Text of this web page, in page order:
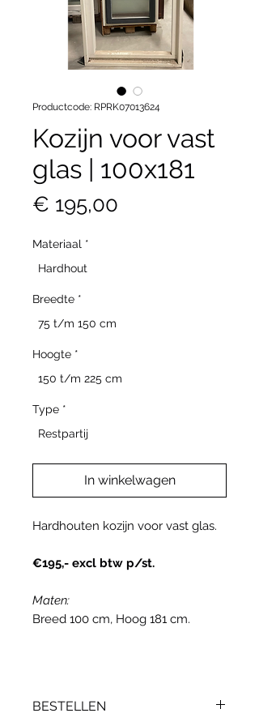
Productcode: RPRK07013624
Kozijn voor vast
glas | 100x181
€ 195,00
Materiaal *
Hardhout
Breedte *
75 t/m 150 cm
Hoogte *
150 t/m 225 cm
Type *
Restpartij
In winkelwagen
Hardhouten kozijn voor vast glas.
€195,- excl btw p/st.
Maten:
Breed 100 cm, Hoog 181 cm.
BESTELLEN